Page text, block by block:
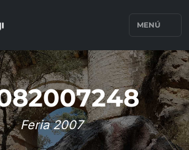
MENÚ
Feria 2007